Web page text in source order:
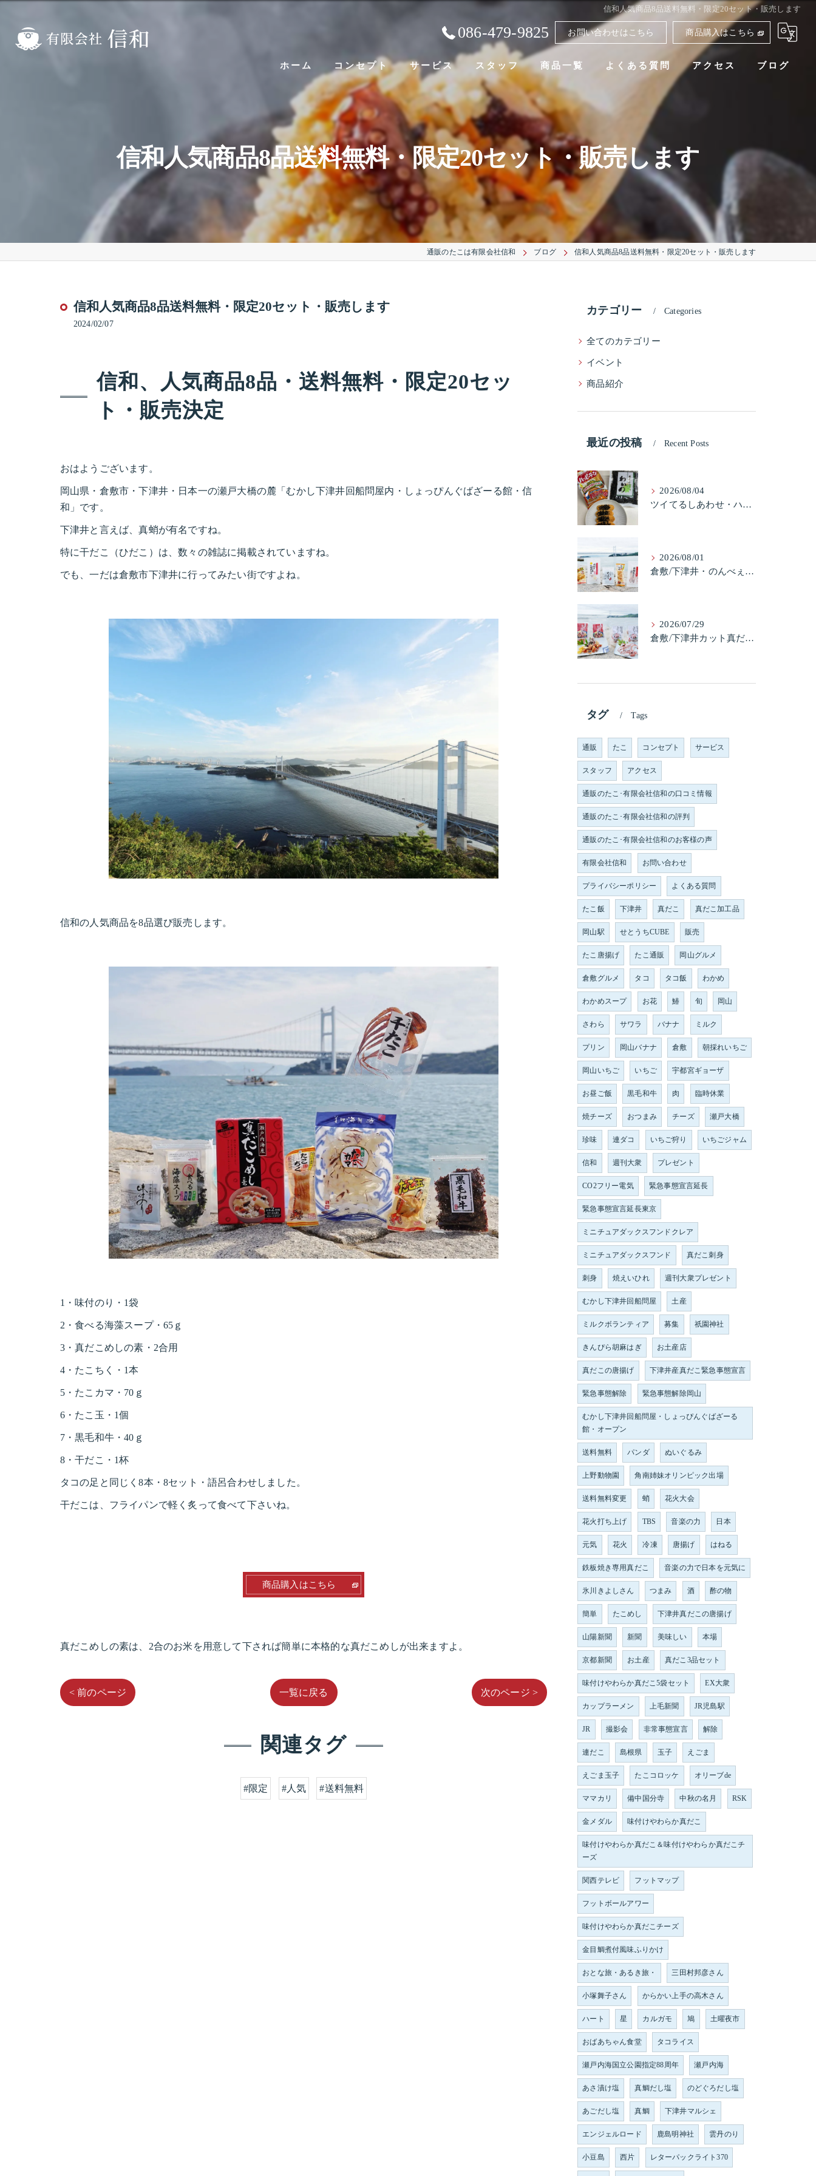
信和人気商品8品送料無料・限定20セット・販売します
086-479-9825 お問い合わせはこちら 商品購入はこちら
ホーム コンセプト サービス スタッフ 商品一覧 よくある質問 アクセス ブログ
信和人気商品8品送料無料・限定20セット・販売します
通販のたこは有限会社信和 ブログ 信和人気商品8品送料無料・限定20セット・販売します
信和人気商品8品送料無料・限定20セット・販売します
2024/02/07
信和、人気商品8品・送料無料・限定20セッ
ト・販売決定
おはようございます。
岡山県・倉敷市・下津井・日本一の瀬戸大橋の麓「むかし下津井回船問屋内・しょっぴんぐばざーる館・信
和」です。
下津井と言えば、真蛸が有名ですね。
特に干だこ（ひだこ）は、数々の雑誌に掲載されていますね。
でも、一だは倉敷市下津井に行ってみたい街ですよね。
信和の人気商品を8品選び販売します。
1・味付のり・1袋
2・食べる海藻スープ・65ｇ
3・真だこめしの素・2合用
4・たこちく・1本
5・たこカマ・70ｇ
6・たこ玉・1個
7・黒毛和牛・40ｇ
8・干だこ・1杯
タコの足と同じく8本・8セット・語呂合わせしました。
干だこは、フライパンで軽く炙って食べて下さいね。
商品購入はこちら
真だこめしの素は、2合のお米を用意して下されば簡単に本格的な真だこめしが出来ますよ。
< 前のページ 一覧に戻る 次のページ >
関連タグ
#限定 #人気 #送料無料
カテゴリー Categories
全てのカテゴリー
イベント
商品紹介
最近の投稿 Recent Posts
2026/08/04
ツイてるしあわせ・ハッピーターンと柿の種とそふとわかめふりかけとタコふりかけ・ハッピーコラボレーション
2026/08/01
倉敷/下津井・のんべぇ5品セット（たこちく、たこ玉、味付のり、串酢だこ、味付けけやわらか真だこチーズ）3歳のお子様も大好きなんですよ。
2026/07/29
倉敷/下津井カット真だこ＆倉敷/下津井真だこ唐揚げ・セット人気です。
タグ Tags
通販 たこ コンセプト サービス
スタッフ アクセス
通販のたこ･有限会社信和の口コミ情報
通販のたこ･有限会社信和の評判
通販のたこ･有限会社信和のお客様の声
有限会社信和 お問い合わせ
プライバシーポリシー よくある質問
たこ飯 下津井 真だこ 真だこ加工品
岡山駅 せとうちCUBE 販売
たこ唐揚げ たこ通販 岡山グルメ
倉敷グルメ タコ タコ飯 わかめ
わかめスープ お花 鰆 旬 岡山
さわら サワラ バナナ ミルク
プリン 岡山バナナ 倉敷 朝採れいちご
岡山いちご いちご 宇都宮ギョーザ
お昼ご飯 黒毛和牛 肉 臨時休業
焼チーズ おつまみ チーズ 瀬戸大橋
珍味 連ダコ いちご狩り いちごジャム
信和 週刊大衆 プレゼント
CO2フリー電気 緊急事態宣言延長
緊急事態宣言延長東京
ミニチュアダックスフンドクレア
ミニチュアダックスフンド 真だこ刺身
刺身 焼えいひれ 週刊大衆プレゼント
むかし下津井回船問屋 土産
ミルクボランティア 募集 祇園神社
きんぴら胡麻はぎ お土産店
真だこの唐揚げ 下津井産真だこ緊急事態宣言
緊急事態解除 緊急事態解除岡山
むかし下津井回船問屋・しょっぴんぐばざーる
館・オープン
送料無料 パンダ ぬいぐるみ
上野動物園 角南姉妹オリンピック出場
送料無料変更 蛸 花火大会
花火打ち上げ TBS 音楽の力 日本
元気 花火 冷凍 唐揚げ はねる
鉄板焼き専用真だこ 音楽の力で日本を元気に
氷川きよしさん つまみ 酒 酢の物
簡単 たこめし 下津井真だこの唐揚げ
山陽新聞 新聞 美味しい 本場
京都新聞 お土産 真だこ3品セット
味付けやわらか真だこ5袋セット EX大衆
カップラーメン 上毛新聞 JR児島駅
JR 撮影会 非常事態宣言 解除
連だこ 島根県 玉子 えごま
えごま玉子 たこコロッケ オリーブde
ママカリ 備中国分寺 中秋の名月 RSK
金メダル 味付けやわらか真だこ
味付けやわらか真だこ＆味付けやわらか真だこチ
ーズ
関西テレビ フットマップ
フットボールアワー
味付けやわらか真だこチーズ
金目鯛煮付風味ふりかけ
おとな旅・あるき旅・ 三田村邦彦さん
小塚舞子さん からかい上手の高木さん
ハート 星 カルガモ 鳩 土曜夜市
おばあちゃん食堂 タコライス
瀬戸内海国立公園指定88周年 瀬戸内海
あさ漬け塩 真鯛だし塩 のどぐろだし塩
あごだし塩 真鯛 下津井マルシェ
エンジェルロード 鹿島明神社 雲丹のり
小豆島 西片 レターパックライト370